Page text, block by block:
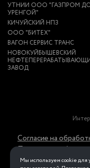
УТНИИ ООО "ГАЗПРОМ
УРЕНГОЙ"
КИЧУЙСКИЙ НПЗ
ООО "БИТЕХ"
ВАГОН СЕРВИС ТРАНС
НОВОКУЙБЫШЕВСКИЙ
ЗАВОД
Согласие на
Политика
обработки
Мы используем cookie для